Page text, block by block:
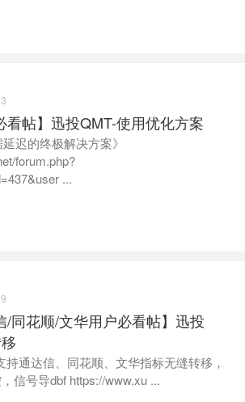
帖】迅投QMT-使用优化方案
迟的终极解决方案》
forum.php?
...
同花顺/文华用户必看帖】迅投
持通达信、同花顺、文华指标无缝转移，
信号导dbf https://www.xu ...